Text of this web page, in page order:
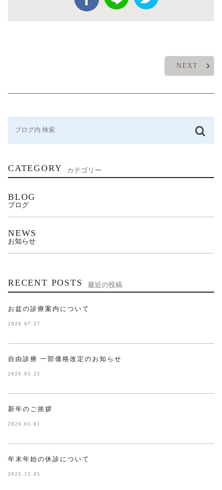
NEXT
CATEGORY カテゴリー
BLOG
ブログ
NEWS
お知らせ
RECENT POSTS 最近の投稿
お盆の診療案内について
2026.07.27
自由診療 一部価格改定のお知らせ
2026.05.25
新年のご挨拶
2026.01.01
年末年始の休診について
2025.12.05